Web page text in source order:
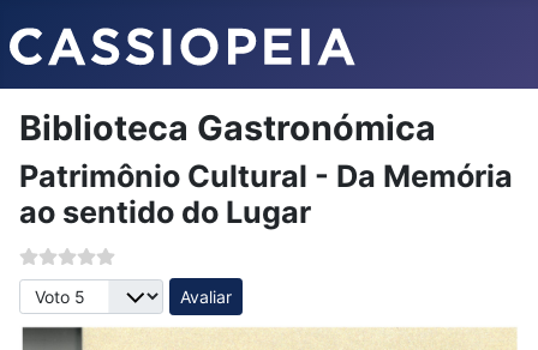
Biblioteca Gastronómica
Patrimônio Cultural - Da Memória
ao sentido do Lugar
Avalie, por favor